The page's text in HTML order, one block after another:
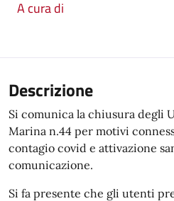
A cura di
Descrizione
Si comunica la chiusura degli
Marina n.44 per motivi
contagio covid e attivazione
comunicazione.
Si fa presente che gli utenti